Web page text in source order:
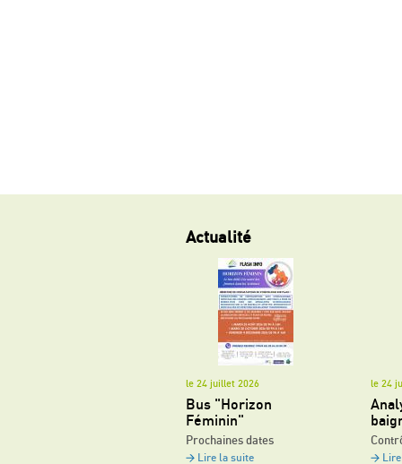
Actualité
le 24 juillet 2026
Bus "Horizon
Féminin"
Prochaines dates
Lire la suite
le 24